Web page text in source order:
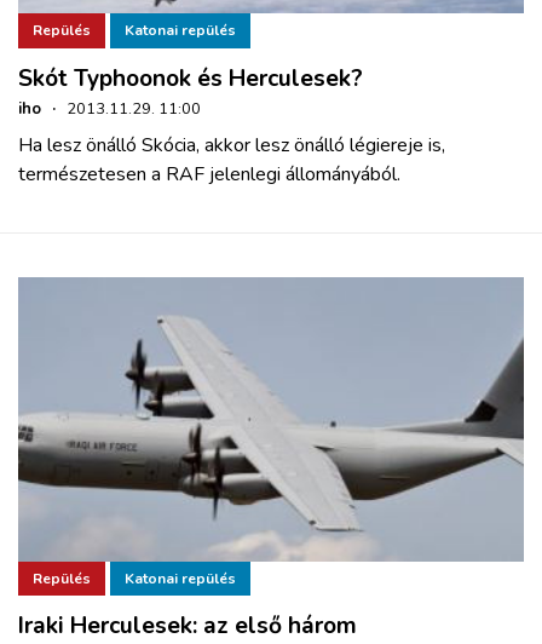
Repülés Katonai repülés
Skót Typhoonok és Herculesek?
iho · 2013.11.29. 11:00
Ha lesz önálló Skócia, akkor lesz önálló légiereje is,
természetesen a RAF jelenlegi állományából.
Repülés Katonai repülés
Iraki Herculesek: az első három